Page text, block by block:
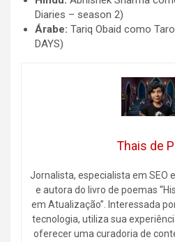
Diaries – season 2)
Árabe: Tariq Obaid como
DAYS)
Thais de
Jornalista, especialista em SEO
e autora do livro de poemas
em Atualização”. Interessada
tecnologia, utiliza sua
oferecer uma curadoria de